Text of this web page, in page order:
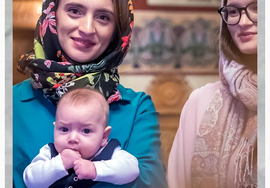
Fotograf de Botez
Sunt fotograf pentru botez, specializat in
capturarea momentelor sacre si unice ale acestui
eveniment. Imi place sa surprind emotiile si
bucuria parintilor, bunicilor si a tuturor celor
prezenti la botez.
Vezi Galerie Foto